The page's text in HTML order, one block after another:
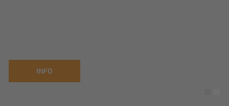
Savoir plus